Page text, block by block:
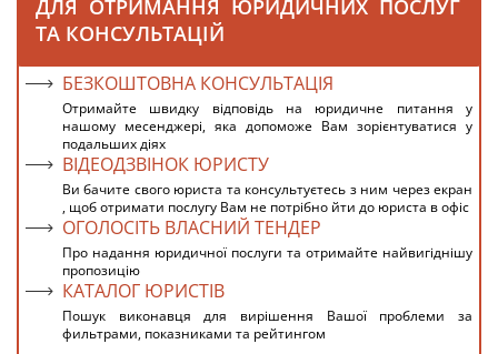
ДЛЯ ОТРИМАННЯ ЮРИДИЧНИХ ПОСЛУГ
ТА КОНСУЛЬТАЦІЙ
БЕЗКОШТОВНА КОНСУЛЬТАЦІЯ
Отримайте швидку відповідь на юридичне питання у
нашому месенджері, яка допоможе Вам зорієнтуватися у
подальших діях
ВІДЕОДЗВІНОК ЮРИСТУ
Ви бачите свого юриста та консультуєтесь з ним через екран
, щоб отримати послугу Вам не потрібно йти до юриста в офіс
ОГОЛОСІТЬ ВЛАСНИЙ ТЕНДЕР
Про надання юридичної послуги та отримайте найвигіднішу
пропозицію
КАТАЛОГ ЮРИСТІВ
Пошук виконавця для вирішення Вашої проблеми за
фильтрами, показниками та рейтингом